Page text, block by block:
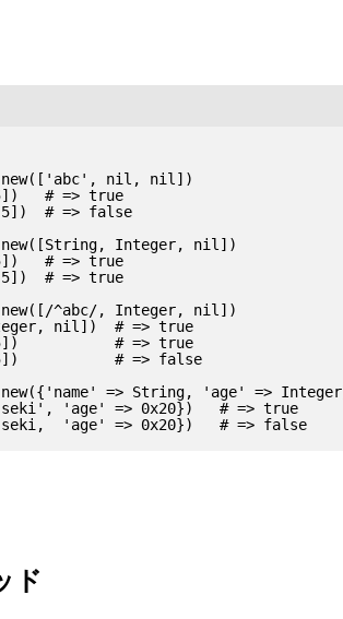
nil, nil])
# => true
5])  # => false
Integer, nil])
# => true
# => true
^abc/, Integer, nil])
nil])  # => true
5])           # => true
5])           # => false
=> String, 'age' =>
'seki', 'age' => 0x20})   # => true
template.match({'name' => :seki,  'age' => 0x20})   # => false
ド